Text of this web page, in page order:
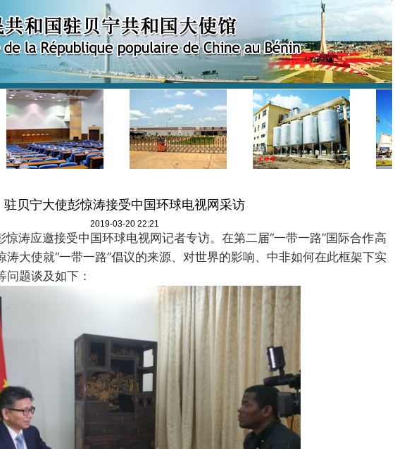
驻贝宁大使彭惊涛接受中国环球电视网采访
2019-03-20 22:21
涛应邀接受中国环球电视网记者专访。在第二届“一带一路”国际合作高
大使就“一带一路”倡议的来源、对世界的影响、中非如何在此框架下实
题谈及如下：